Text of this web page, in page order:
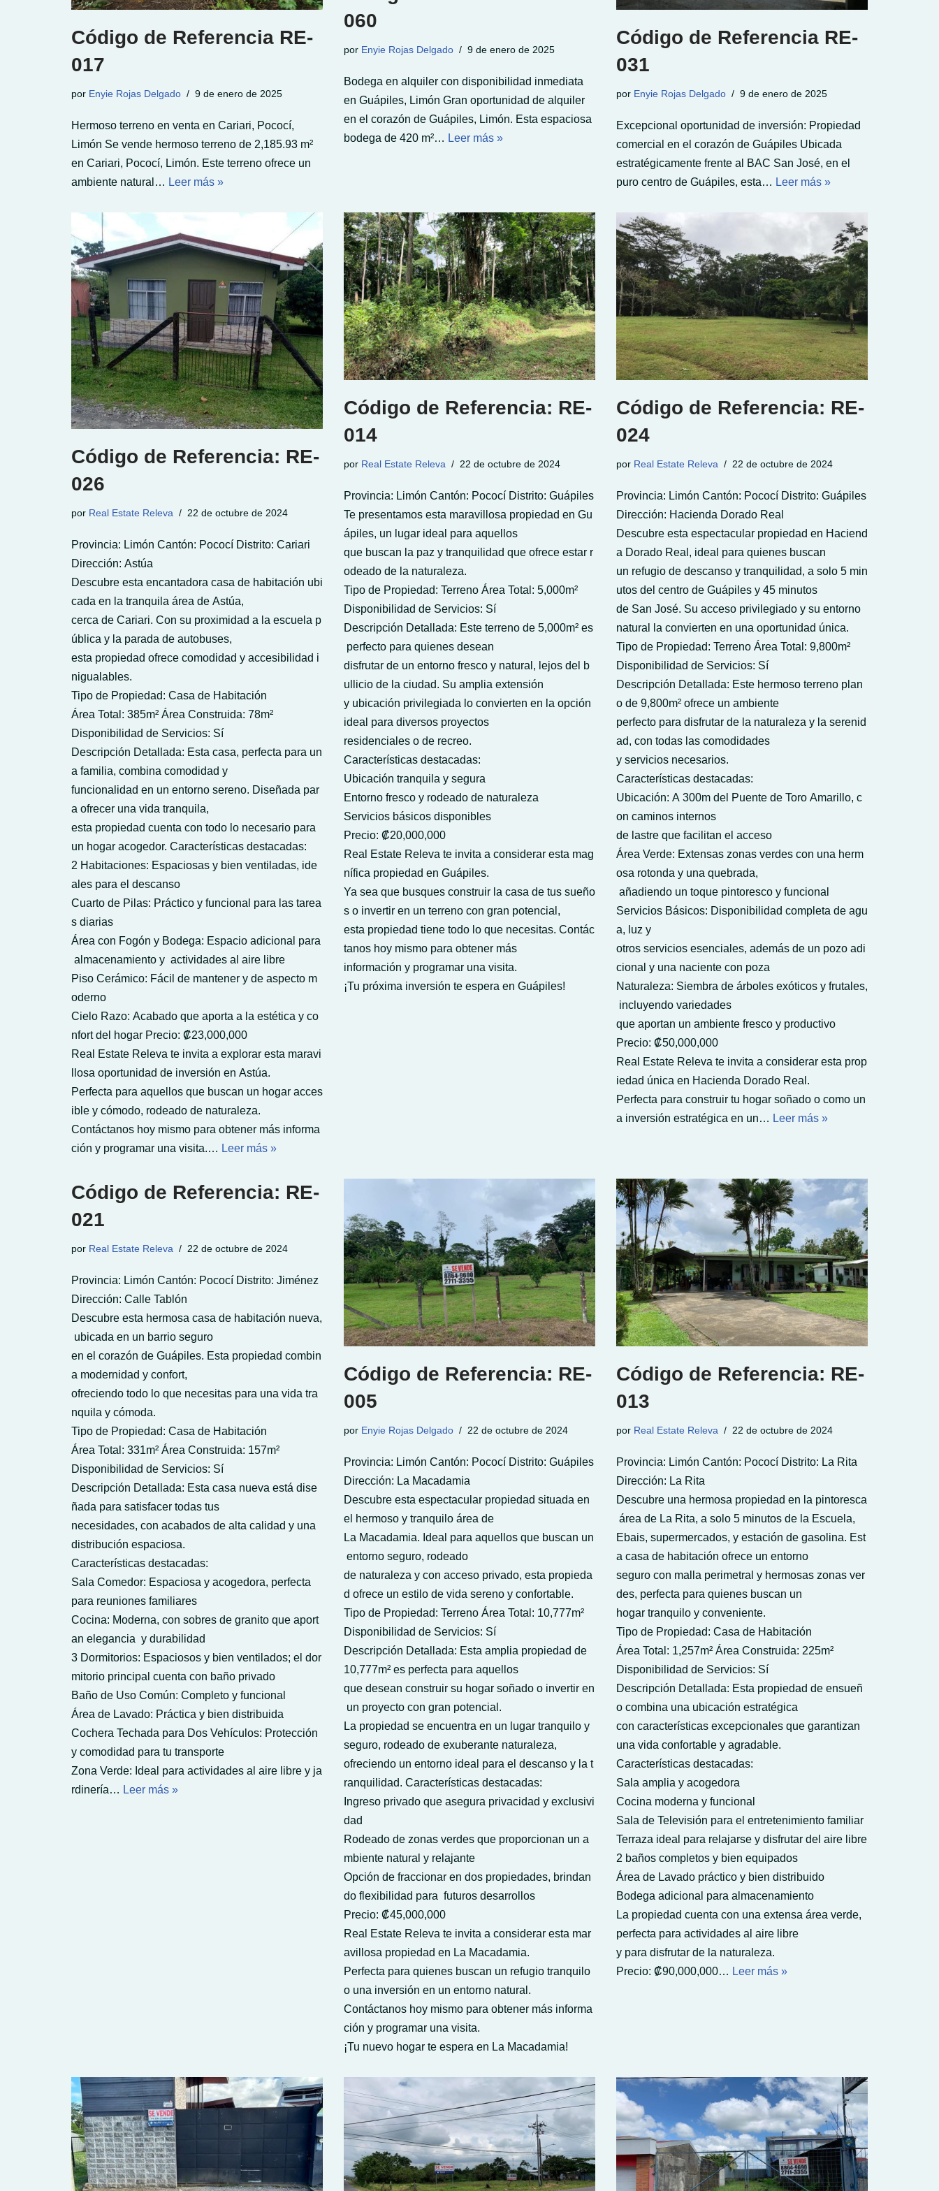
Código de Referencia RE-
017
por Enyie Rojas Delgado 9 de enero de 2025
Hermoso terreno en venta en Cariari, Pococí,
Limón Se vende hermoso terreno de 2,185.93 m²
en Cariari, Pococí, Limón. Este terreno ofrece un
ambiente natural… Leer más »
060
por Enyie Rojas Delgado 9 de enero de 2025
Bodega en alquiler con disponibilidad inmediata
en Guápiles, Limón Gran oportunidad de alquiler
en el corazón de Guápiles, Limón. Esta espaciosa
bodega de 420 m²… Leer más »
Código de Referencia RE-
031
por Enyie Rojas Delgado 9 de enero de 2025
Excepcional oportunidad de inversión: Propiedad
comercial en el corazón de Guápiles Ubicada
estratégicamente frente al BAC San José, en el
puro centro de Guápiles, esta… Leer más »
Código de Referencia: RE-
026
por Real Estate Releva 22 de octubre de 2024
Provincia: Limón Cantón: Pococí Distrito: Cariari
Dirección: Astúa
Descubre esta encantadora casa de habitación ubi
cada en la tranquila área de Astúa,
cerca de Cariari. Con su proximidad a la escuela p
ública y la parada de autobuses,
esta propiedad ofrece comodidad y accesibilidad i
nigualables.
Tipo de Propiedad: Casa de Habitación
Área Total: 385m² Área Construida: 78m²
Disponibilidad de Servicios: Sí
Descripción Detallada: Esta casa, perfecta para un
a familia, combina comodidad y
funcionalidad en un entorno sereno. Diseñada par
a ofrecer una vida tranquila,
esta propiedad cuenta con todo lo necesario para
un hogar acogedor. Características destacadas:
2 Habitaciones: Espaciosas y bien ventiladas, ide
ales para el descanso
Cuarto de Pilas: Práctico y funcional para las tarea
s diarias
Área con Fogón y Bodega: Espacio adicional para
almacenamiento y actividades al aire libre
Piso Cerámico: Fácil de mantener y de aspecto m
oderno
Cielo Razo: Acabado que aporta a la estética y co
nfort del hogar Precio: ₡23,000,000
Real Estate Releva te invita a explorar esta maravi
llosa oportunidad de inversión en Astúa.
Perfecta para aquellos que buscan un hogar acces
ible y cómodo, rodeado de naturaleza.
Contáctanos hoy mismo para obtener más informa
ción y programar una visita.… Leer más »
Código de Referencia: RE-
014
por Real Estate Releva 22 de octubre de 2024
Provincia: Limón Cantón: Pococí Distrito: Guápiles
Te presentamos esta maravillosa propiedad en Gu
ápiles, un lugar ideal para aquellos
que buscan la paz y tranquilidad que ofrece estar r
odeado de la naturaleza.
Tipo de Propiedad: Terreno Área Total: 5,000m²
Disponibilidad de Servicios: Sí
Descripción Detallada: Este terreno de 5,000m² es
perfecto para quienes desean
disfrutar de un entorno fresco y natural, lejos del b
ullicio de la ciudad. Su amplia extensión
y ubicación privilegiada lo convierten en la opción
ideal para diversos proyectos
residenciales o de recreo.
Características destacadas:
Ubicación tranquila y segura
Entorno fresco y rodeado de naturaleza
Servicios básicos disponibles
Precio: ₡20,000,000
Real Estate Releva te invita a considerar esta mag
nífica propiedad en Guápiles.
Ya sea que busques construir la casa de tus sueño
s o invertir en un terreno con gran potencial,
esta propiedad tiene todo lo que necesitas. Contác
tanos hoy mismo para obtener más
información y programar una visita.
¡Tu próxima inversión te espera en Guápiles!
Código de Referencia: RE-
024
por Real Estate Releva 22 de octubre de 2024
Provincia: Limón Cantón: Pococí Distrito: Guápiles
Dirección: Hacienda Dorado Real
Descubre esta espectacular propiedad en Haciend
a Dorado Real, ideal para quienes buscan
un refugio de descanso y tranquilidad, a solo 5 min
utos del centro de Guápiles y 45 minutos
de San José. Su acceso privilegiado y su entorno
natural la convierten en una oportunidad única.
Tipo de Propiedad: Terreno Área Total: 9,800m²
Disponibilidad de Servicios: Sí
Descripción Detallada: Este hermoso terreno plan
o de 9,800m² ofrece un ambiente
perfecto para disfrutar de la naturaleza y la serenid
ad, con todas las comodidades
y servicios necesarios.
Características destacadas:
Ubicación: A 300m del Puente de Toro Amarillo, c
on caminos internos
de lastre que facilitan el acceso
Área Verde: Extensas zonas verdes con una herm
osa rotonda y una quebrada,
añadiendo un toque pintoresco y funcional
Servicios Básicos: Disponibilidad completa de agu
a, luz y
otros servicios esenciales, además de un pozo adi
cional y una naciente con poza
Naturaleza: Siembra de árboles exóticos y frutales,
incluyendo variedades
que aportan un ambiente fresco y productivo
Precio: ₡50,000,000
Real Estate Releva te invita a considerar esta prop
iedad única en Hacienda Dorado Real.
Perfecta para construir tu hogar soñado o como un
a inversión estratégica en un… Leer más »
Código de Referencia: RE-
021
por Real Estate Releva 22 de octubre de 2024
Provincia: Limón Cantón: Pococí Distrito: Jiménez
Dirección: Calle Tablón
Descubre esta hermosa casa de habitación nueva,
ubicada en un barrio seguro
en el corazón de Guápiles. Esta propiedad combin
a modernidad y confort,
ofreciendo todo lo que necesitas para una vida tra
nquila y cómoda.
Tipo de Propiedad: Casa de Habitación
Área Total: 331m² Área Construida: 157m²
Disponibilidad de Servicios: Sí
Descripción Detallada: Esta casa nueva está dise
ñada para satisfacer todas tus
necesidades, con acabados de alta calidad y una
distribución espaciosa.
Características destacadas:
Sala Comedor: Espaciosa y acogedora, perfecta
para reuniones familiares
Cocina: Moderna, con sobres de granito que aport
an elegancia y durabilidad
3 Dormitorios: Espaciosos y bien ventilados; el dor
mitorio principal cuenta con baño privado
Baño de Uso Común: Completo y funcional
Área de Lavado: Práctica y bien distribuida
Cochera Techada para Dos Vehículos: Protección
y comodidad para tu transporte
Zona Verde: Ideal para actividades al aire libre y ja
rdinería… Leer más »
Código de Referencia: RE-
005
por Enyie Rojas Delgado 22 de octubre de 2024
Provincia: Limón Cantón: Pococí Distrito: Guápiles
Dirección: La Macadamia
Descubre esta espectacular propiedad situada en
el hermoso y tranquilo área de
La Macadamia. Ideal para aquellos que buscan un
entorno seguro, rodeado
de naturaleza y con acceso privado, esta propieda
d ofrece un estilo de vida sereno y confortable.
Tipo de Propiedad: Terreno Área Total: 10,777m²
Disponibilidad de Servicios: Sí
Descripción Detallada: Esta amplia propiedad de
10,777m² es perfecta para aquellos
que desean construir su hogar soñado o invertir en
un proyecto con gran potencial.
La propiedad se encuentra en un lugar tranquilo y
seguro, rodeado de exuberante naturaleza,
ofreciendo un entorno ideal para el descanso y la t
ranquilidad. Características destacadas:
Ingreso privado que asegura privacidad y exclusivi
dad
Rodeado de zonas verdes que proporcionan un a
mbiente natural y relajante
Opción de fraccionar en dos propiedades, brindan
do flexibilidad para futuros desarrollos
Precio: ₡45,000,000
Real Estate Releva te invita a considerar esta mar
avillosa propiedad en La Macadamia.
Perfecta para quienes buscan un refugio tranquilo
o una inversión en un entorno natural.
Contáctanos hoy mismo para obtener más informa
ción y programar una visita.
¡Tu nuevo hogar te espera en La Macadamia!
Código de Referencia: RE-
013
por Real Estate Releva 22 de octubre de 2024
Provincia: Limón Cantón: Pococí Distrito: La Rita
Dirección: La Rita
Descubre una hermosa propiedad en la pintoresca
área de La Rita, a solo 5 minutos de la Escuela,
Ebais, supermercados, y estación de gasolina. Est
a casa de habitación ofrece un entorno
seguro con malla perimetral y hermosas zonas ver
des, perfecta para quienes buscan un
hogar tranquilo y conveniente.
Tipo de Propiedad: Casa de Habitación
Área Total: 1,257m² Área Construida: 225m²
Disponibilidad de Servicios: Sí
Descripción Detallada: Esta propiedad de ensueñ
o combina una ubicación estratégica
con características excepcionales que garantizan
una vida confortable y agradable.
Características destacadas:
Sala amplia y acogedora
Cocina moderna y funcional
Sala de Televisión para el entretenimiento familiar
Terraza ideal para relajarse y disfrutar del aire libre
2 baños completos y bien equipados
Área de Lavado práctico y bien distribuido
Bodega adicional para almacenamiento
La propiedad cuenta con una extensa área verde,
perfecta para actividades al aire libre
y para disfrutar de la naturaleza.
Precio: ₡90,000,000… Leer más »